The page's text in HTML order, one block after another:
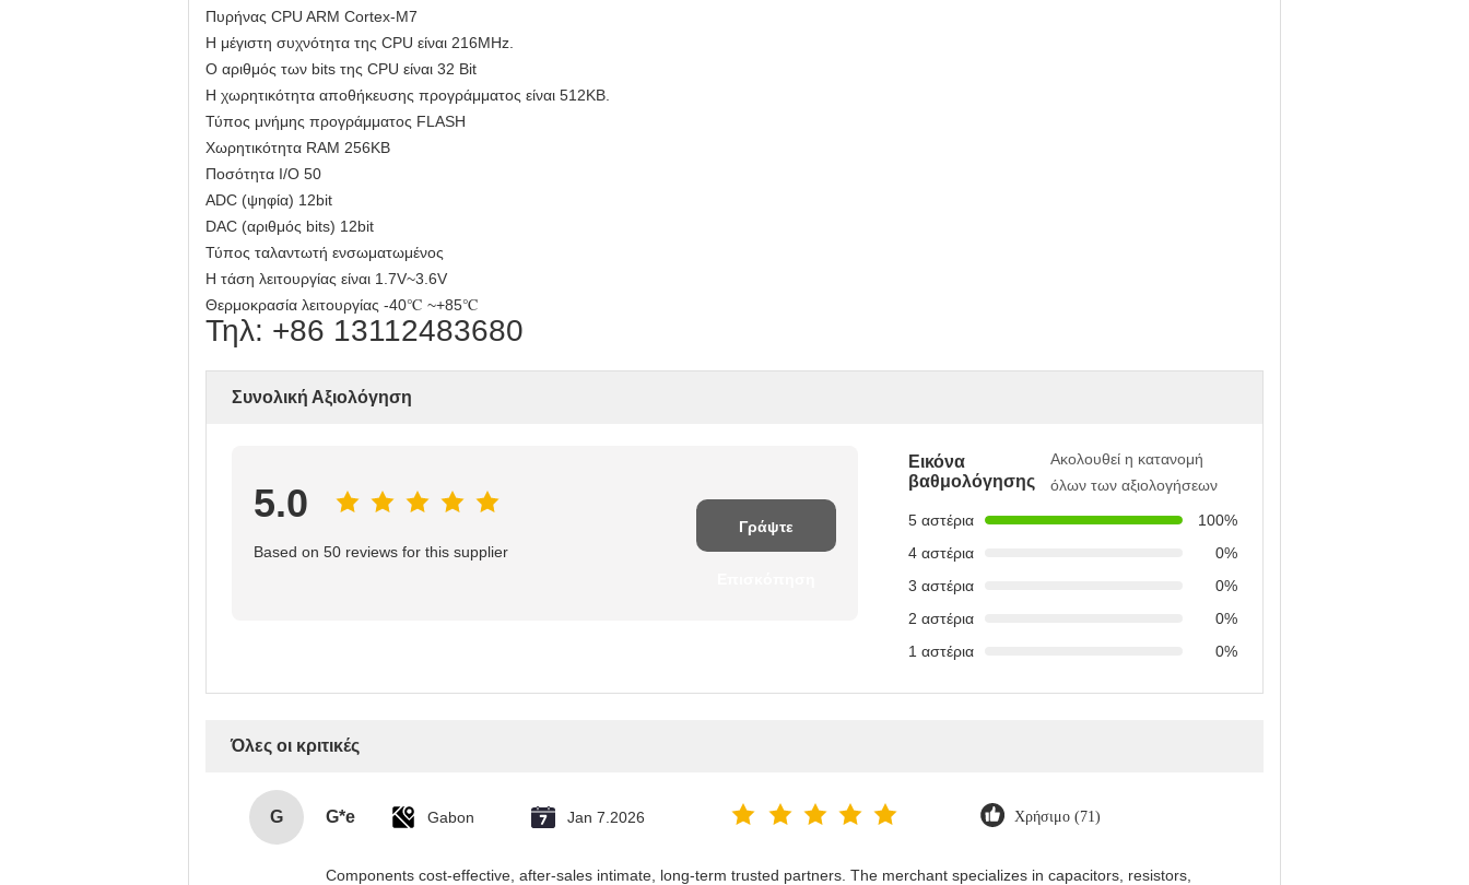
Πυρήνας CPU ARM Cortex-M7
Η μέγιστη συχνότητα της CPU είναι 216MHz.
Ο αριθμός των bits της CPU είναι 32 Bit
Η χωρητικότητα αποθήκευσης προγράμματος είναι 512KB.
Τύπος μνήμης προγράμματος FLASH
Χωρητικότητα RAM 256KB
Ποσότητα I/O 50
ADC (ψηφία) 12bit
DAC (αριθμός bits) 12bit
Τύπος ταλαντωτή ενσωματωμένος
Η τάση λειτουργίας είναι 1.7V~3.6V
Θερμοκρασία λειτουργίας -40℃ ~+85℃
Τηλ: +86 13112483680
Συνολική Αξιολόγηση
5.0
Based on 50 reviews for this supplier
Γράψτε
Εικόνα
βαθμολόγησης
Ακολουθεί η κατανομή
όλων των αξιολογήσεων
5 αστέρια
100%
4 αστέρια
0%
3 αστέρια
0%
2 αστέρια
0%
1 αστέρια
0%
Όλες οι κριτικές
G G*e Gabon Jan 7.2026 Χρήσιμο (71)
Components cost-effective, after-sales intimate, long-term trusted partners. The merchant specializes in capacitors, resistors,